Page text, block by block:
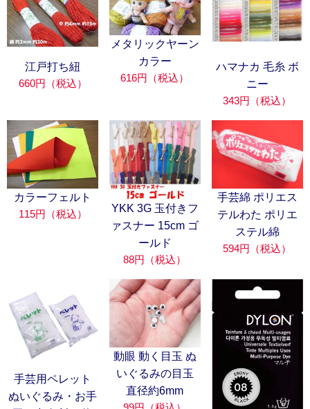
江戸打ち紐
660円（税込）
メタリックヤーン
カラー
616円（税込）
ハマナカ 毛糸 ボ
ニー
343円（税込）
カラーフェルト
115円（税込）
YKK 3G 玉付きフ
ァスナー 15cm ゴ
ールド
88円（税込）
手芸綿 ポリエス
テルわた ポリエ
ステル綿
594円（税込）
手芸用ペレット
ぬいぐるみ・お手
動眼 動く目玉 ぬ
いぐるみの目玉
直径約6mm